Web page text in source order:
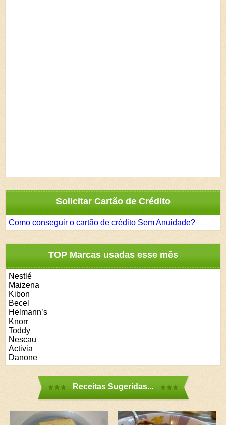
Solicitar Cartão de Crédito
Como conseguir o cartão de crédito Sem Anuidade?
TOP Marcas usadas esse mês
Nestlé
Maizena
Kibon
Becel
Helmann’s
Knorr
Toddy
Nescau
Activia
Danone
Receitas Sugeridas...